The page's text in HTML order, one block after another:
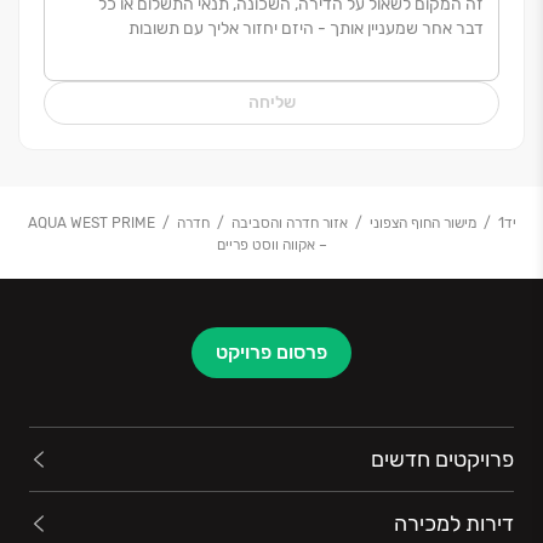
שליחה
יד1 מישור החוף הצפוני אזור חדרה והסביבה חדרה
AQUA WEST PRIME
– אקווה ווסט פריים
פרסום פרויקט
פרויקטים חדשים
דירות למכירה